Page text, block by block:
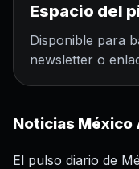
Espacio del
Disponible para
newsletter o
Noticias México
El pulso diario de